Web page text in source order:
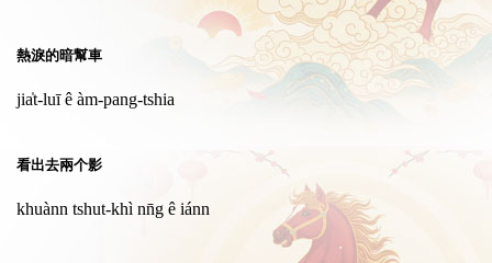
熱淚的暗幫車
jia̍t-luī ê àm-pang-tshia
看出去兩个影
khuànn tshut-khì nn̄g ê iánn